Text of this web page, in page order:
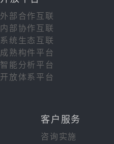
外部合作互联
内部协作互联
系统生态互联
成熟构件平台
智能分析平台
开放体系平台
客户服务
咨询实施